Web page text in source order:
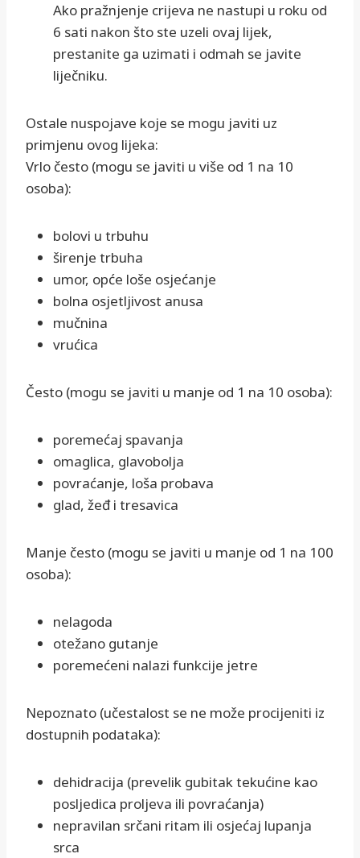
Ako pražnjenje crijeva ne nastupi u roku od
6 sati nakon što ste uzeli ovaj lijek,
prestanite ga uzimati i odmah se javite
liječniku.
Ostale nuspojave koje se mogu javiti uz
primjenu ovog lijeka:
Vrlo često (mogu se javiti u više od 1 na 10
osoba):
bolovi u trbuhu
širenje trbuha
umor, opće loše osjećanje
bolna osjetljivost anusa
mučnina
vrućica
Često (mogu se javiti u manje od 1 na 10 osoba):
poremećaj spavanja
omaglica, glavobolja
povraćanje, loša probava
glad, žeđ i tresavica
Manje često (mogu se javiti u manje od 1 na 100
osoba):
nelagoda
otežano gutanje
poremećeni nalazi funkcije jetre
Nepoznato (učestalost se ne može procijeniti iz
dostupnih podataka):
dehidracija (prevelik gubitak tekućine kao
posljedica proljeva ili povraćanja)
nepravilan srčani ritam ili osjećaj lupanja
srca